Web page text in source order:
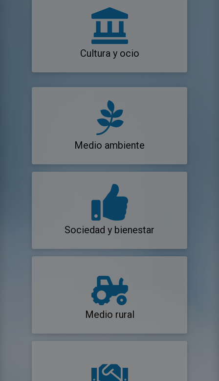
Cultura y ocio
Medio ambiente
Sociedad y bienestar
Medio rural